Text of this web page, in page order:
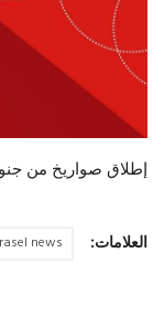
حياة
إطلاق صواريخ من
العلامات: news